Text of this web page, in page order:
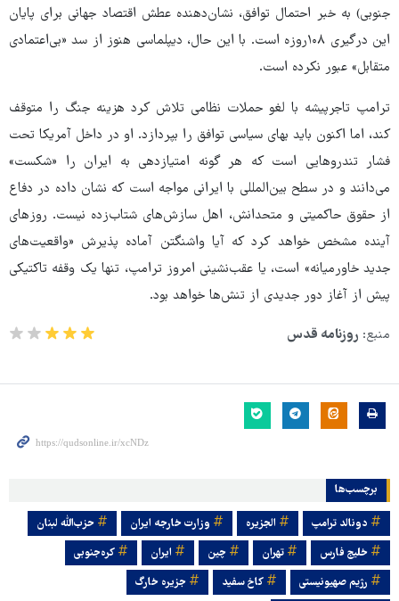
جنوبی) به خبر احتمال توافق، نشان‌دهنده‌ عطش اقتصاد جهانی برای پایان
این درگیری ۱۰۸‌روزه است. با این حال، دیپلماسی هنوز از سد «بی‌اعتمادی
متقابل» عبور نکرده است.
ترامپ تاجرپیشه با لغو حملات نظامی تلاش کرد هزینه‌ جنگ را متوقف
کند، اما اکنون باید بهای سیاسی توافق را بپردازد. او در داخل آمریکا تحت
فشار تندروهایی است که هر گونه امتیازدهی به ایران را «شکست»
می‌دانند و در سطح بین‌المللی با ایرانی مواجه است که نشان داده در دفاع
از حقوق حاکمیتی و متحدانش، اهل سازش‌های شتاب‌زده نیست. روزهای
آینده مشخص خواهد کرد که آیا واشنگتن آماده‌ پذیرش «واقعیت‌های
جدید خاورمیانه» است، یا عقب‌نشینی امروز ترامپ، تنها یک وقفه‌ تاکتیکی
پیش از آغاز دور جدیدی از تنش‌ها خواهد بود.
منبع: روزنامه قدس
برچسب‌ها
دونالد ترامپ الجزیره وزارت خارجه ایران
حزب‌الله لبنان
خلیج فارس
تهران چین ایران
کره‌جنوبی
رژیم صهیونیستی
کاخ سفید جزیره خارگ